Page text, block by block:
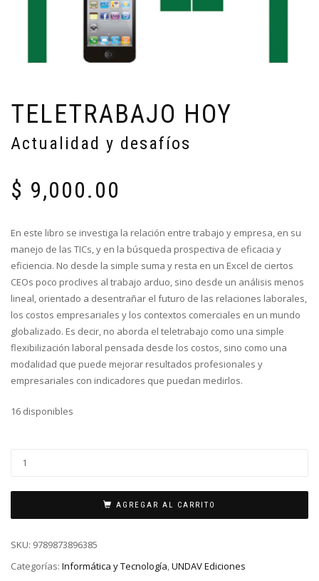
TELETRABAJO HOY
Actualidad y desafíos
$ 9,000.00
En este libro se investiga la relación entre trabajo y empresa, en su
manejo de las TICs, y en la búsqueda prospectiva de eficacia y
eficiencia. No desde la simple suma y resta en un Excel de ciertos
CEOs poco proclives al trabajo arduo, sino desde un análisis menos
lineal, orientado a desentrañar el futuro de las relaciones laborales,
los costos empresariales y los contextos comerciales en un mundo
globalizado. Es decir, no aborda el teletrabajo como una simple
flexibilización laboral pensada desde los costos, sino como una
modalidad que puede mejorar resultados profesionales y
empresariales con indicadores que puedan medirlos.
16 disponibles
AGREGAR AL CARRITO
SKU: 9789873896385
Categorías: Informática y Tecnología,UNDAV Ediciones